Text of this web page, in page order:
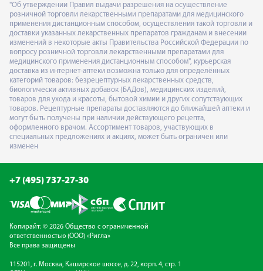
"Об утверждении Правил выдачи разрешения на осуществление
розничной торговли лекарственными препаратами для медицинского
применения дистанционным способом, осуществления такой торговли и
доставки указанных лекарственных препаратов гражданам и внесении
изменений в некоторые акты Правительства Российской Федерации по
вопросу розничной торговли лекарственными препаратами для
медицинского применения дистанционным способом", курьерская
доставка из интернет-аптеки возможна только для определённых
категорий товаров: безрецептурных лекарственных средств,
биологически активных добавок (БАДов), медицинских изделий,
товаров для ухода и красоты, бытовой химии и других сопутствующих
товаров. Рецептурные препараты доставляются до ближайшей аптеки и
могут быть получены при наличии действующего рецепта,
оформленного врачом. Ассортимент товаров, участвующих в
специальных предложениях и акциях, может быть ограничен или
изменен
+7 (495) 737-27-30
Копирайт: © 2026 Общество с ограниченной
ответственностью (ООО) «Ригла»
Все права защищены
115201, г. Москва, Каширское шоссе, д. 22, корп. 4, стр. 1